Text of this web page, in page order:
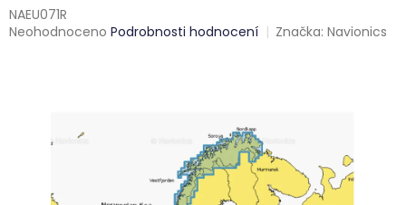
NAEU071R
Průměrné
Neohodnoceno Podrobnosti hodnocení Značka:Navionics